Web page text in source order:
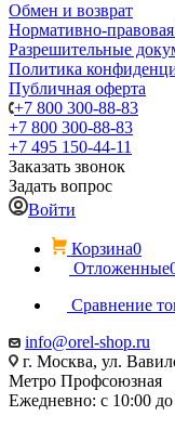
Обмен и возврат
Нормативно-правовая
Разрешительные
Политика
Публичная оферта
+7 800 300-88-83
+7 800 300-88-83
+7 495 150-44-11
Заказать звонок
Задать вопрос
Войти
Корзина0
Отложенные
Сравнение
info@orel-shop.ru
г. Москва, ул.
Метро Профсоюзная
Ежедневно: с 10:00